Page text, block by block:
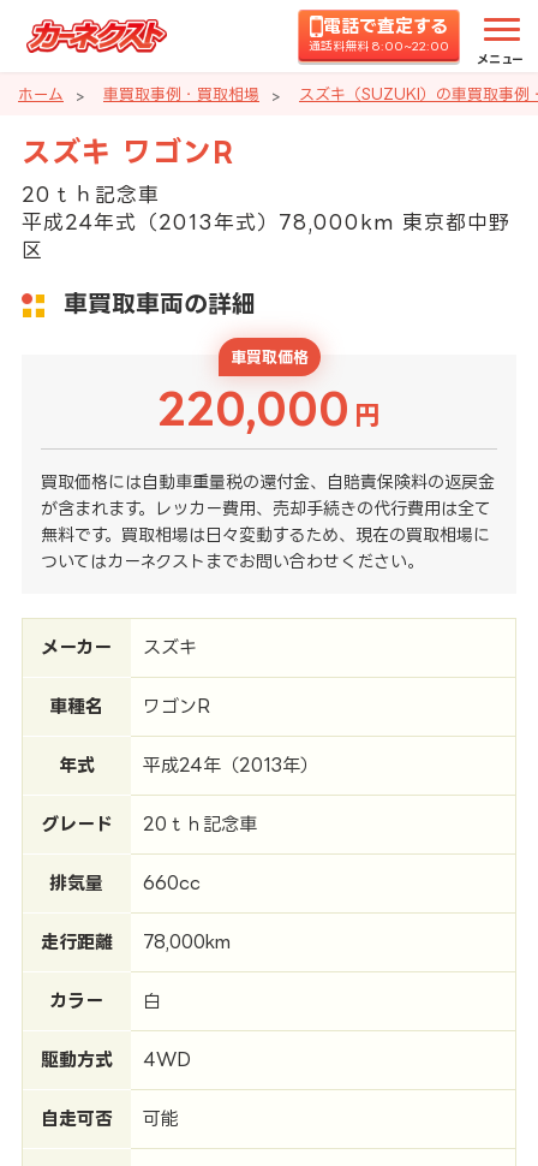
電話で査定する
通話料無料 8:00~22:00
メニュー
ホーム 車買取事例・買取相場 スズキ（SUZUKI）の車買取事例
スズキ ワゴンR
20ｔｈ記念車
平成24年式（2013年式）78,000km 東京都中野
区
車買取車両の詳細
車買取価格
220,000 円
買取価格には自動車重量税の還付金、自賠責保険料の返戻金
が含まれます。レッカー費用、売却手続きの代行費用は全て
無料です。買取相場は日々変動するため、現在の買取相場に
ついてはカーネクストまでお問い合わせください。
メーカー スズキ
車種名 ワゴンR
年式 平成24年（2013年）
グレード 20ｔｈ記念車
排気量 660cc
走行距離 78,000km
カラー 白
駆動方式 4WD
自走可否 可能